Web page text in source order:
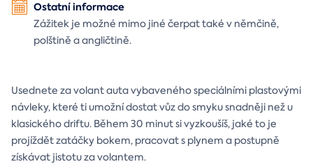
Ostatní informace
Zážitek je možné mimo jiné čerpat také v němčině,
polštině a angličtině.
Usednete za volant auta vybaveného speciálními plastovými
návleky, které ti umožní dostat vůz do smyku snadněji než u
klasického driftu. Během 30 minut si vyzkoušíš, jaké to je
projíždět zatáčky bokem, pracovat s plynem a postupně
získávat jistotu za volantem.